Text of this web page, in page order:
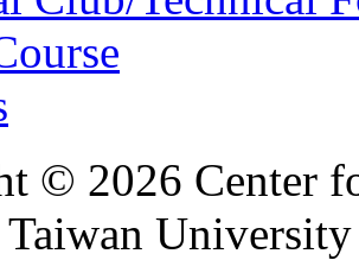
© 2026 Center
University